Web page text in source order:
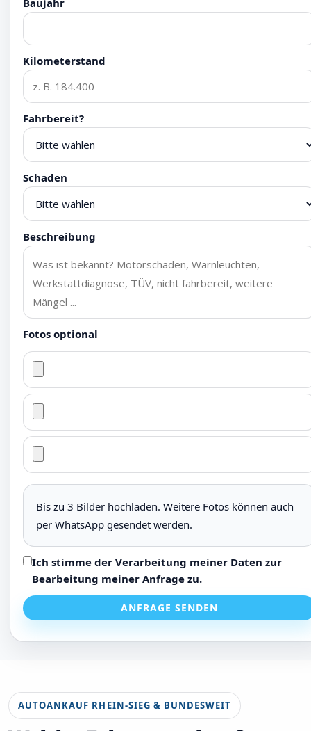
Baujahr
Kilometerstand
Fahrbereit?
Schaden
Beschreibung
Fotos optional
Bis zu 3 Bilder hochladen. Weitere Fotos können auch
per WhatsApp gesendet werden.
Ich stimme der Verarbeitung meiner Daten zur
Bearbeitung meiner Anfrage zu.
ANFRAGE SENDEN
AUTOANKAUF RHEIN-SIEG & BUNDESWEIT